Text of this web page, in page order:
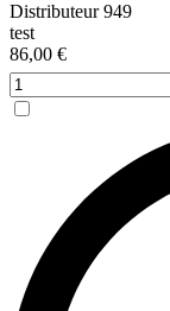
Distributeur 949
test
86,00 €